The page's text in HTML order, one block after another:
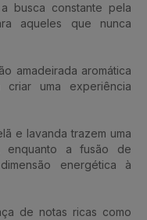
busca constante pela
aqueles que nunca
amadeirada aromática
criar uma experiência
e lavanda trazem uma
enquanto a fusão de
energética à
de notas ricas como